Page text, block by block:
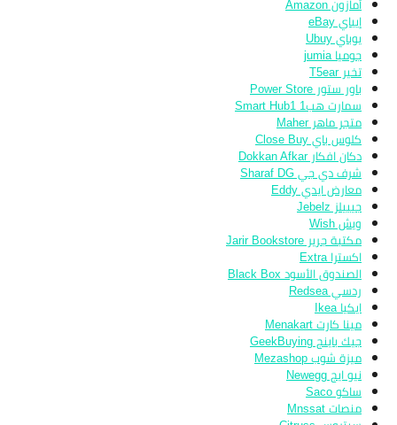
أمازون Amazon
إيباي eBay
يوباي Ubuy
جوميا jumia
تخير T5ear
باور ستور Power Store
سمارت هب1 Smart Hub1
متجر ماهر Maher
كلوس باي Close Buy
دكان افكار Dokkan Afkar
شرف دي جي Sharaf DG
معارض ايدي Eddy
جيبيلز Jebelz
ويش Wish
مكتبة جرير Jarir Bookstore
اكسترا Extra
الصندوق الأسود Black Box
ردسي Redsea
ايكيا Ikea
مينا كارت Menakart
جيك باينج GeekBuying
ميزة شوب Mezashop
نيو ايج Newegg
ساكو Saco
منصات Mnssat